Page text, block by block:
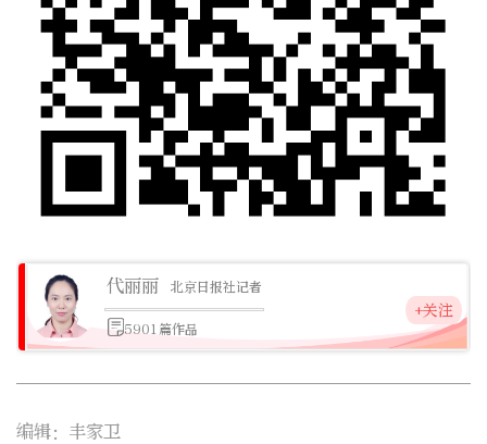
代丽丽 北京日报社记者
5901篇作品
+关注
编辑：丰家卫